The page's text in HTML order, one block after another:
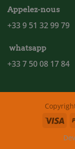
Appelez-nous
+33 9 51 32 99 79
whatsapp
+33 7 50 08 17 84